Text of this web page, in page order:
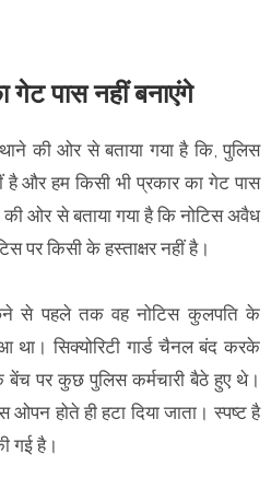
गेट पास नहीं बनाएंगे
की ओर से बताया गया है कि, पुलिस
है और हम किसी भी प्रकार का गेट पास
की ओर से बताया गया है कि नोटिस अवैध
पर किसी के हस्ताक्षर नहीं है।
से पहले तक वह नोटिस कुलपति के
सिक्योरिटी गार्ड चैनल बंद करके
पर कुछ पुलिस कर्मचारी बैठे हुए थे।
होते ही हटा दिया जाता। स्पष्ट है
गई है।